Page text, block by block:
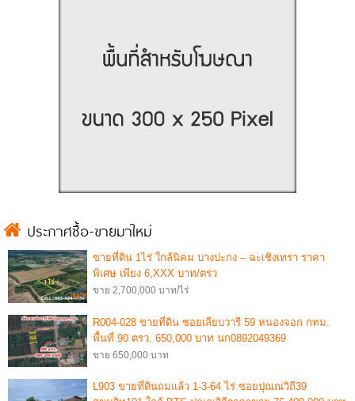
ประกาศซื้อ-ขายมาใหม่
ขายที่ดิน 1ไร่ ใกล้นิคม บางปะกง – ฉะเชิงเทรา ราคา
พิเศษ เพียง 6,XXX บาท/ตรว
ขาย 2,700,000 บาท/ไร่
R004-028 ขายที่ดิน ซอยเลียบวารี 59 หนองจอก กทม.
พื้นที่ 90 ตรว. 650,000 บาท นก0892049369
ขาย 650,000 บาท
L903 ขายที่ดินถมแล้ว 1-3-64 ไร่ ซอยปุณณวิถี39